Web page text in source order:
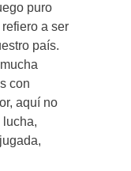
puro
a ser
país.
con
aquí no
lucha,